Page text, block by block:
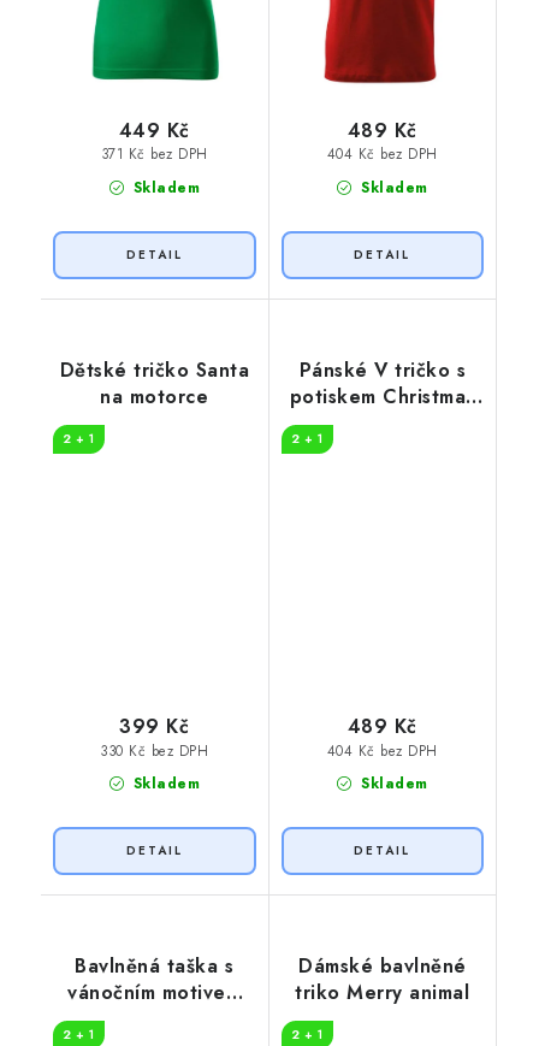
Skladem
371 Kč bez DPH
449 Kč
Skladem
404 Kč bez DPH
489 Kč
Dětské tričko Santa
na motorce
2 + 1
Skladem
330 Kč bez DPH
399 Kč
Pánské V tričko s
potiskem Christmas
2 + 1
Skladem
404 Kč bez DPH
489 Kč
Bavlněná taška s
vánočním motivem
Christmas loading
2 + 1
Dámské bavlněné
triko Merry animal
2 + 1